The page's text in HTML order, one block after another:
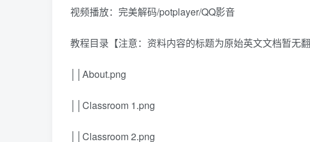
视频播放：完美解码/potplayer/QQ影音
教程目录【注意：资料内容的标题为原始英文文档暂无
││About.png
││Classroom 1.png
││Classroom 2.png